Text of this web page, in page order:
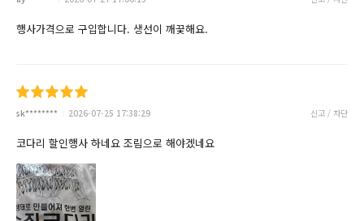
행사가격으로 구입합니다. 생선이 깨끛해요.
sk******** 2026-07-25 17:38:29 신고 / 차단
코다리 할인행사 하네요 조림으로 해야겠네요